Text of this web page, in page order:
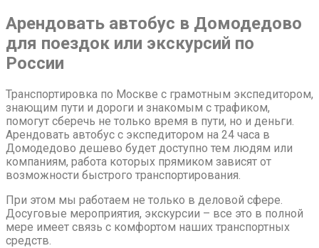
Арендовать автобус в Домодедово
для поездок или экскурсий по
России
Транспортировка по Москве с грамотным экспедитором,
знающим пути и дороги и знакомым с трафиком,
помогут сберечь не только время в пути, но и деньги.
Арендовать автобус с экспедитором на 24 часа в
Домодедово дешево будет доступно тем людям или
компаниям, работа которых прямиком зависят от
возможности быстрого транспортирования.
При этом мы работаем не только в деловой сфере.
Досуговые мероприятия, экскурсии – все это в полной
мере имеет связь с комфортом наших транспортных
средств.